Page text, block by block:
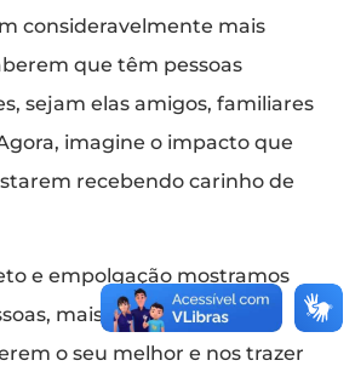
consideravelmente mais
que têm pessoas
sejam elas amigos, familiares
imagine o impacto que
recebendo carinho de
e empolgação mostramos
mais elas se sentem
o seu melhor e nos trazer